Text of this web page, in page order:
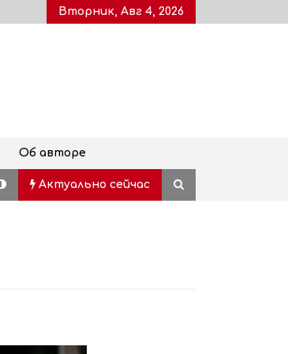
Вторник, Авг 4, 2026
Об авторе
Актуально сейчас
Популярный наземный переход в